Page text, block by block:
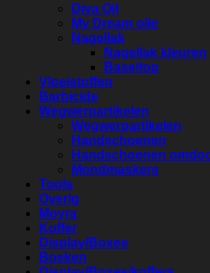
Diva Oil
My Dream olie
Nagellak
Nagellak kleuren
Base/top
Vloeistoffen
Barbicide
Wegwerpartikelen
Wegwerpartikelen
Handschoenen
Handschoenen
Mondmaskers
Tools
Overig
Moyra
Koffer
Display/Boxes
Boeken